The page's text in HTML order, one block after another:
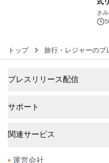
き
5
トップ 旅行・レジャーのプ
プレスリリース配信
サポート
関連サービス
• 運営会社